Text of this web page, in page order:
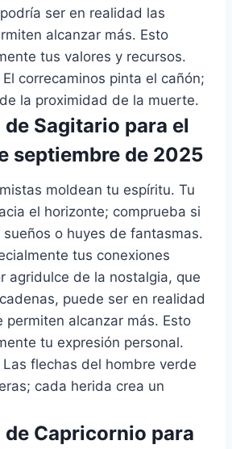
ser en realidad las
alcanzar más. Esto
tus valores y recursos.
correcaminos pinta el cañón;
la proximidad de la muerte.
Sagitario para el
septiembre de 2025
moldean tu espíritu. Tu
el horizonte; comprueba si
o huyes de fantasmas.
tus conexiones
agridulce de la nostalgia, que
puede ser en realidad
permiten alcanzar más. Esto
tu expresión personal.
flechas del hombre verde
cada herida crea un
Capricornio para